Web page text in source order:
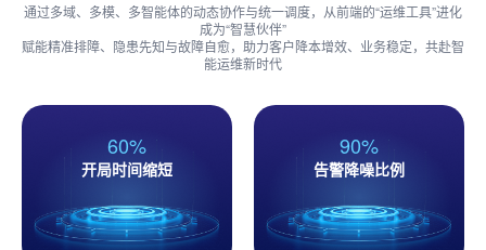
通过多域、多模、多智能体的动态协作与统一调度，从前端的“运维工具”进化
成为“智慧伙伴”
赋能精准排障、隐患先知与故障自愈，助力客户降本增效、业务稳定，共赴智
能运维新时代
60%
开局时间缩短
90%
告警降噪比例